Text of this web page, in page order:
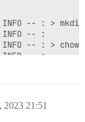
2023 21:51